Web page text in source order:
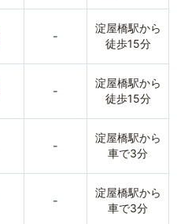
-
淀屋橋駅から
徒歩15分
-
淀屋橋駅から
徒歩15分
-
淀屋橋駅から
車で3分
-
淀屋橋駅から
車で3分